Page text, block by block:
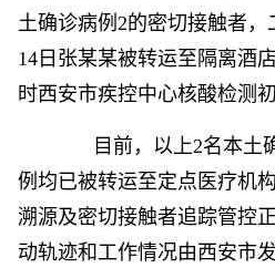
土确诊病例2的密切接触者，
14日张某某被转运至隔离酒
时西安市疾控中心核酸检测
目前，以上2名本土
例均已被转运至定点医疗机
溯源及密切接触者追踪管控
动轨迹和工作情况由西安市发